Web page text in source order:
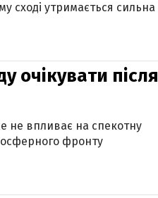
сході утримається сильна
очікувати після
не впливає на спекотну
фронту